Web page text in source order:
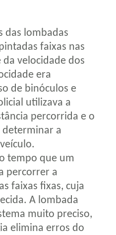
das lombadas
faixas nas
velocidade dos
era
de binóculos e
utilizava a
percorrida e o
determinar a
tempo que um
percorrer a
faixas fixas, cuja
A lombada
muito preciso,
elimina erros do